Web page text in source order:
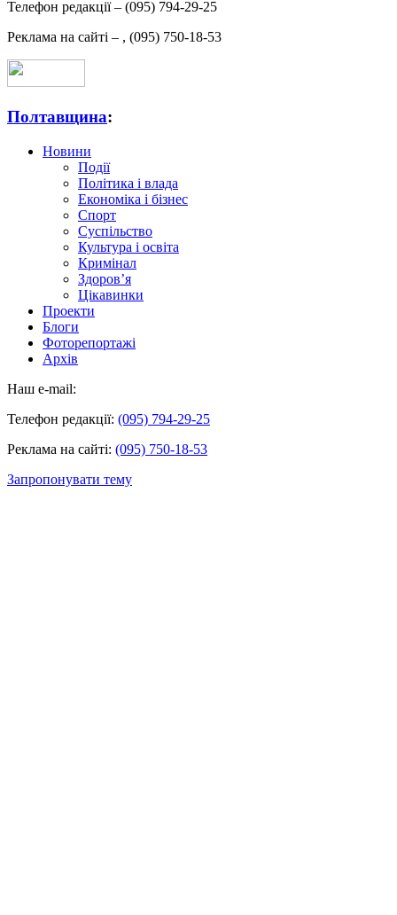
Телефон редакції – (095) 794-29-25
Реклама на сайті – , (095) 750-18-53
Полтавщина:
Новини
Події
Політика і влада
Економіка і бізнес
Спорт
Суспільство
Культура і освіта
Кримінал
Здоров’я
Цікавинки
Проекти
Блоги
Фоторепортажі
Архів
Наш e-mail:
Телефон редакції: (095) 794-29-25
Реклама на сайті: (095) 750-18-53
Запропонувати тему